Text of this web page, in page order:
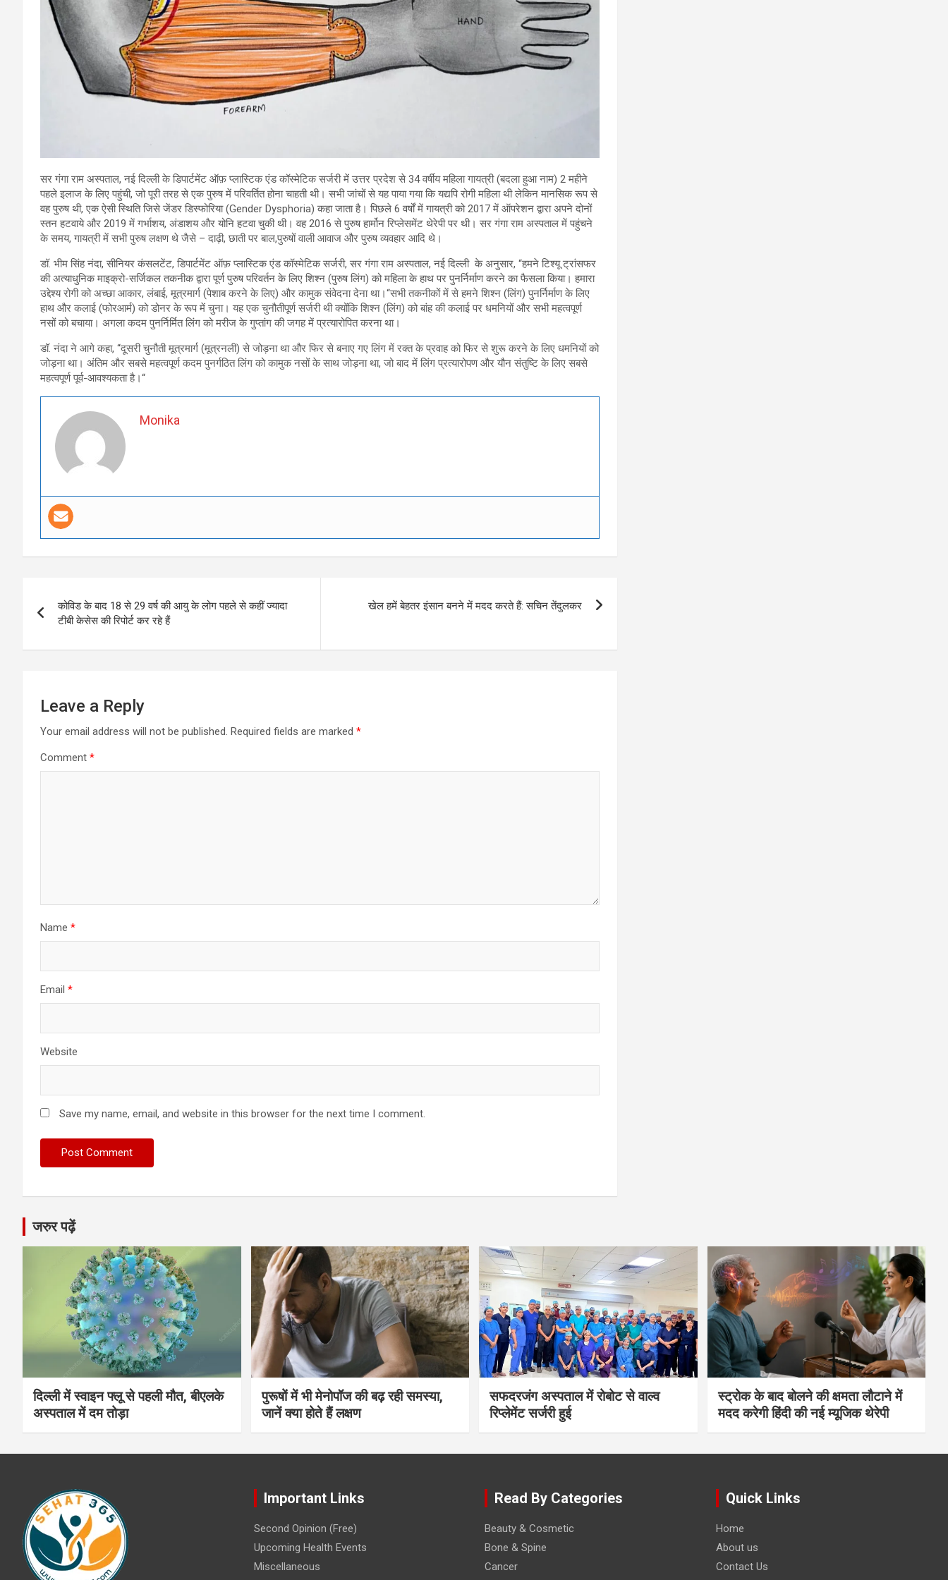
सर गंगा राम अस्पताल, नई दिल्ली के डिपार्टमेंट ऑफ़ प्लास्टिक एंड कॉस्मेटिक सर्जरी में उत्तर प्रदेश से 34 वर्षीय महिला गायत्री (बदला हुआ नाम) 2 महीने
पहले इलाज के लिए पहुंची, जो पूरी तरह से एक पुरुष में परिवर्तित होना चाहती थी। सभी जांचों से यह पाया गया कि यद्यपि रोगी महिला थी लेकिन मानसिक रूप से
वह पुरुष थी, एक ऐसी स्थिति जिसे जेंडर डिस्फोरिया (Gender Dysphoria) कहा जाता है। पिछले 6 वर्षों में गायत्री को 2017 में ऑपरेशन द्वारा अपने दोनों
स्तन हटवाये और 2019 में गर्भाशय, अंडाशय और योनि हटवा चुकी थी। वह 2016 से पुरुष हार्मोन रिप्लेसमेंट थेरेपी पर थी। सर गंगा राम अस्पताल में पहुंचने
के समय, गायत्री में सभी पुरुष लक्षण थे जैसे – दाढ़ी, छाती पर बाल,पुरुषों वाली आवाज और पुरुष व्यवहार आदि थे।
डॉ. भीम सिंह नंदा, सीनियर कंसलटेंट, डिपार्टमेंट ऑफ़ प्लास्टिक एंड कॉस्मेटिक सर्जरी, सर गंगा राम अस्पताल, नई दिल्ली के अनुसार, “हमने टिश्यू ट्रांसफर
की अत्याधुनिक माइक्रो-सर्जिकल तकनीक द्वारा पूर्ण पुरुष परिवर्तन के लिए शिश्न (पुरुष लिंग) को महिला के हाथ पर पुनर्निर्माण करने का फैसला किया। हमारा
उद्देश्य रोगी को अच्छा आकार, लंबाई, मूत्रमार्ग (पेशाब करने के लिए) और कामुक संवेदना देना था।“सभी तकनीकों में से हमने शिश्न (लिंग) पुनर्निर्माण के लिए
हाथ और कलाई (फोरआर्म) को डोनर के रूप में चुना। यह एक चुनौतीपूर्ण सर्जरी थी क्योंकि शिश्न (लिंग) को बांह की कलाई पर धमनियों और सभी महत्वपूर्ण
नसों को बचाया। अगला कदम पुनर्निर्मित लिंग को मरीज के गुप्तांग की जगह में प्रत्यारोपित करना था।
डॉ. नंदा ने आगे कहा, “दूसरी चुनौती मूत्रमार्ग (मूत्रनली) से जोड़ना था और फिर से बनाए गए लिंग में रक्त के प्रवाह को फिर से शुरू करने के लिए धमनियों को
जोड़ना था। अंतिम और सबसे महत्वपूर्ण कदम पुनर्गठित लिंग को कामुक नसों के साथ जोड़ना था, जो बाद में लिंग प्रत्यारोपण और यौन संतुष्टि के लिए सबसे
महत्वपूर्ण पूर्व-आवश्यकता है।“
Monika
navigation
कोविड के बाद 18 से 29 वर्ष की आयु के लोग पहले से कहीं ज्यादा
टीबी केसेस की रिपोर्ट कर रहे हैं
खेल हमें बेहतर इंसान बनने में मदद करते हैं: सचिन तेंदुलकर
Leave a Reply
Your email address will not be published. Required fields are marked *
Comment *
Name *
Email *
Website
Save my name, email, and website in this browser for the next time I comment.
जरुर पढ़ें
दिल्ली में स्वाइन फ्लू से पहली मौत, बीएलके
अस्पताल में दम तोड़ा
पुरूषों में भी मेनोपॉज की बढ़ रही समस्या,
जानें क्या होते हैं लक्षण
सफदरजंग अस्पताल में रोबोट से वाल्व
रिप्लेमेंट सर्जरी हुई
स्ट्रोक के बाद बोलने की क्षमता लौटाने में
मदद करेगी हिंदी की नई म्यूजिक थेरेपी
Important Links
Second Opinion (Free)
Upcoming Health Events
Miscellaneous
Read By Categories
Beauty & Cosmetic
Bone & Spine
Cancer
Quick Links
Home
About us
Contact Us